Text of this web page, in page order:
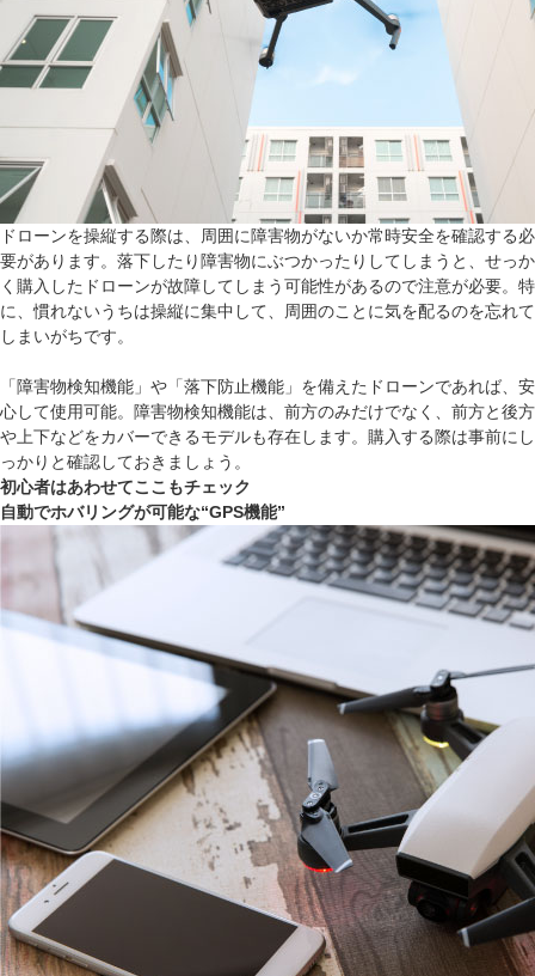
ドローンを操縦する際は、周囲に障害物がないか常時安全を確認する必
要があります。落下したり障害物にぶつかったりしてしまうと、せっか
く購入したドローンが故障してしまう可能性があるので注意が必要。特
に、慣れないうちは操縦に集中して、周囲のことに気を配るのを忘れて
しまいがちです。
「障害物検知機能」や「落下防止機能」を備えたドローンであれば、安
心して使用可能。障害物検知機能は、前方のみだけでなく、前方と後方
や上下などをカバーできるモデルも存在します。購入する際は事前にし
っかりと確認しておきましょう。
初心者はあわせてここもチェック
自動でホバリングが可能な“GPS機能”